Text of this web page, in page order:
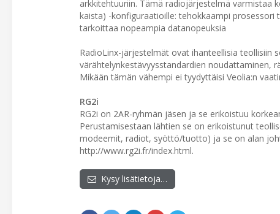
arkkitehtuuriin. Tämä radiojärjestelmä varmistaa
kaista) -konfiguraatioille: tehokkaampi
tarkoittaa nopeampia datanopeuksia
RadioLinx-järjestelmät ovat ihanteellisia
värähtelynkestävyysstandardien noudattaminen,
Mikään tämän vähempi ei tyydyttäisi Veolia:n
RG2i
RG2i on 2AR-ryhmän jäsen ja se erikoistuu
Perustamisestaan lähtien se on erikoistunut
modeemit, radiot, syöttö/tuotto) ja se on alan
http://www.rg2i.fr/index.html.
Kysy lisätietoja…